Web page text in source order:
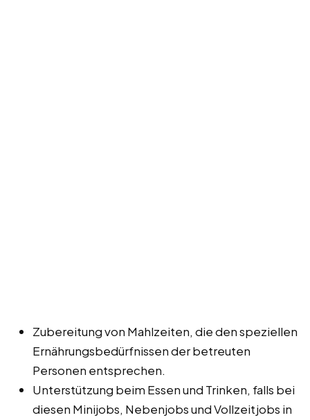
Zubereitung von Mahlzeiten, die den speziellen
Ernährungsbedürfnissen der betreuten
Personen entsprechen.
Unterstützung beim Essen und Trinken, falls bei
diesen Minijobs, Nebenjobs und Vollzeitjobs in